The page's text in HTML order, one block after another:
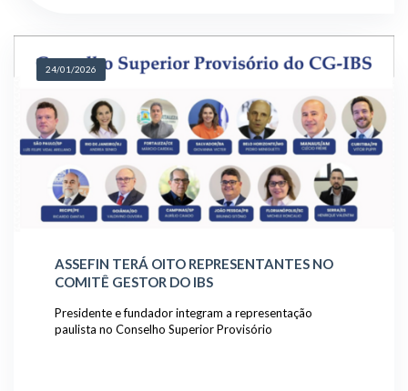
24/01/2026
ASSEFIN TERÁ OITO REPRESENTANTES NO
COMITÊ GESTOR DO IBS
Presidente e fundador integram a representação
paulista no Conselho Superior Provisório